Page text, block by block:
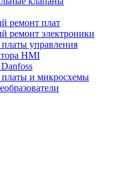
ремонт плат
ремонт электроники
управления
HMI
и микросхемы